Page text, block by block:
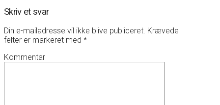
Skriv et svar
Din e-mailadresse vil ikke blive publiceret. Krævede
felter er markeret med *
Kommentar